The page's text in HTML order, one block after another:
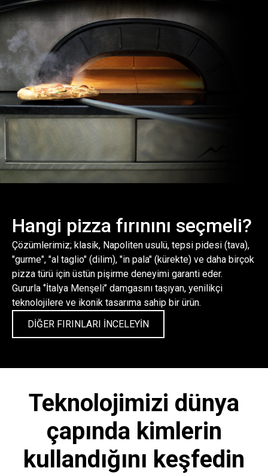
Hangi pizza fırınını seçmeli?
Çözümlerimiz; klasik, Napoliten usulü, tepsi pidesi (tava),
"gurme", "al taglio" (dilim), "in pala" (kürekte) ve daha birçok
pizza türü için üstün pişirme deneyimi garanti eder.
Gururla ‘’İtalya Menşeli’’ damgasını taşıyan, yenilikçi
teknolojilere ve ikonik tasarıma sahip bir ürün.
DİĞER FIRINLARI İNCELEYİN
Teknolojimizi dünya
çapında kimlerin
kullandığını keşfedin